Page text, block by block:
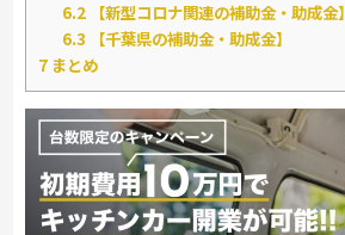
6.2 【新型コロナ関連の補助金・助成金】
6.3 【千葉県の補助金・助成金】
7 まとめ